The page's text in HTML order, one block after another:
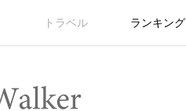
トラベル ランキング